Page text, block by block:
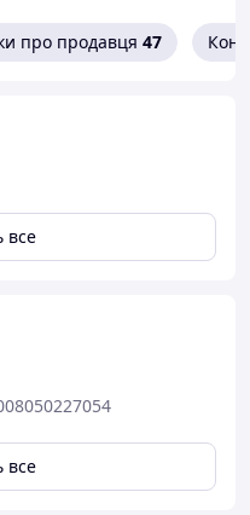
про продавця 47
все
все